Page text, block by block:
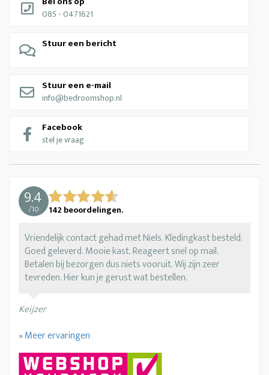
085 - 0471621
Stuur een bericht
Stuur een e-mail
info@bedroomshop.nl
Facebook
stel je vraag
9.4
/10 142 beoordelingen.
Vriendelijk contact gehad met Niels. Kledingkast besteld.
Goed geleverd. Mooie kast. Reageert snel op mail.
Betalen bij bezorgen dus niets vooruit. Wij zijn zeer
tevreden. Hier kun je gerust wat bestellen.
Keijzer
» Meer ervaringen